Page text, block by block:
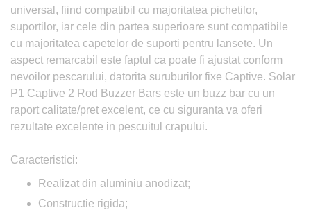
universal, fiind compatibil cu majoritatea pichetilor,
suportilor, iar cele din partea superioare sunt compatibile
cu majoritatea capetelor de suporti pentru lansete. Un
aspect remarcabil este faptul ca poate fi ajustat conform
nevoilor pescarului, datorita suruburilor fixe Captive. Solar
P1 Captive 2 Rod Buzzer Bars este un buzz bar cu un
raport calitate/pret excelent, ce cu siguranta va oferi
rezultate excelente in pescuitul crapului.
Caracteristici:
Realizat din aluminiu anodizat;
Constructie rigida;